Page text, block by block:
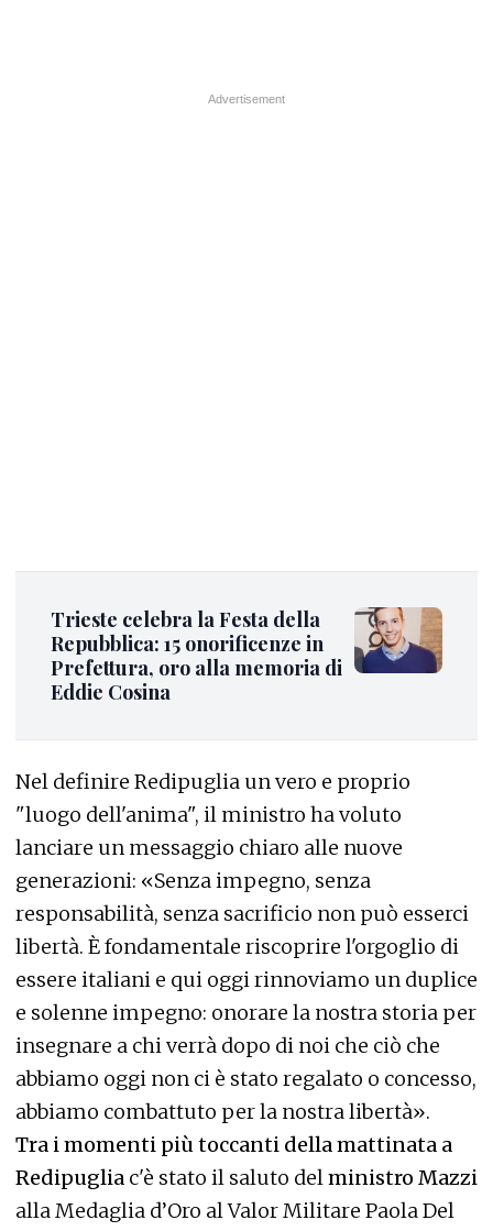
Trieste celebra la Festa della
Repubblica: 15 onorificenze in
Prefettura, oro alla memoria di
Eddie Cosina
Nel definire Redipuglia un vero e proprio
"luogo dell'anima", il ministro ha voluto
lanciare un messaggio chiaro alle nuove
generazioni: «Senza impegno, senza
responsabilità, senza sacrificio non può esserci
libertà. È fondamentale riscoprire l'orgoglio di
essere italiani e qui oggi rinnoviamo un duplice
e solenne impegno: onorare la nostra storia per
insegnare a chi verrà dopo di noi che ciò che
abbiamo oggi non ci è stato regalato o concesso,
abbiamo combattuto per la nostra libertà».
Tra i momenti più toccanti della mattinata a
Redipuglia c'è stato il saluto delministro Mazzi
alla Medaglia d’Oro al Valor Militare Paola Del